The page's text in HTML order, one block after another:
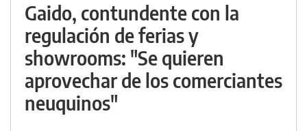
Gaido, contundente con la
regulación de ferias y
showrooms: "Se quieren
aprovechar de los comerciantes
neuquinos"